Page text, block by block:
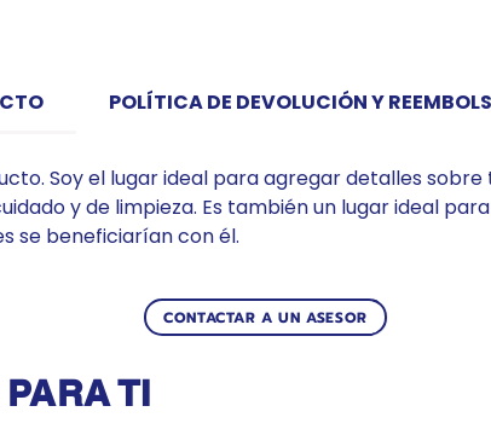
POLÍTICA DE DEVOLUCIÓN Y
Soy el lugar ideal para agregar detalles
y de limpieza. Es también un lugar ideal
se beneficiarían con él.
CONTACTAR A UN ASESOR
Productos relacionados
TI